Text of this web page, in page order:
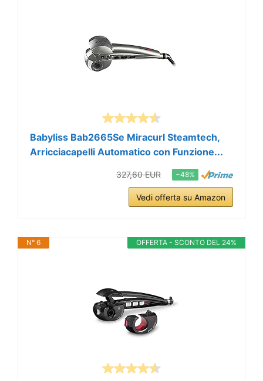
Babyliss Bab2665Se Miracurl Steamtech,
Arricciacapelli Automatico con Funzione...
327,60 EUR −48%
Vedi offerta su Amazon
OFFERTA - SCONTO DEL 24%
N° 6